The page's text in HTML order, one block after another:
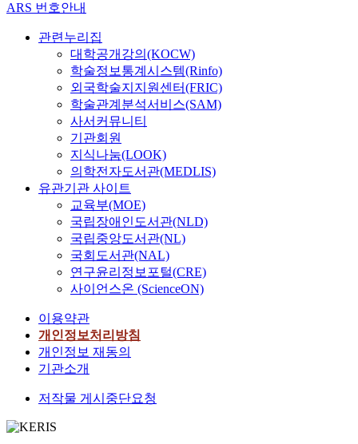
ARS 번호안내
관련누리집
대학공개강의(KOCW)
학술정보통계시스템(Rinfo)
외국학술지지원센터(FRIC)
학술관계분석서비스(SAM)
사서커뮤니티
기관회원
지식나눔(LOOK)
의학전자도서관(MEDLIS)
유관기관 사이트
교육부(MOE)
국립장애인도서관(NLD)
국립중앙도서관(NL)
국회도서관(NAL)
연구윤리정보포털(CRE)
사이언스온 (ScienceON)
이용약관
개인정보처리방침
개인정보 재동의
기관소개
저작물 게시중단요청